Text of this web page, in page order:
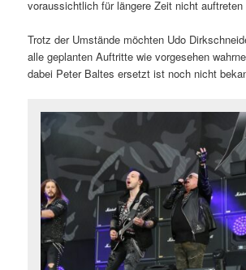
voraussichtlich für längere Zeit nicht auftreten
Trotz der Umstände möchten Udo
alle geplanten Auftritte wie vorgesehen
dabei Peter Baltes ersetzt ist noch nicht